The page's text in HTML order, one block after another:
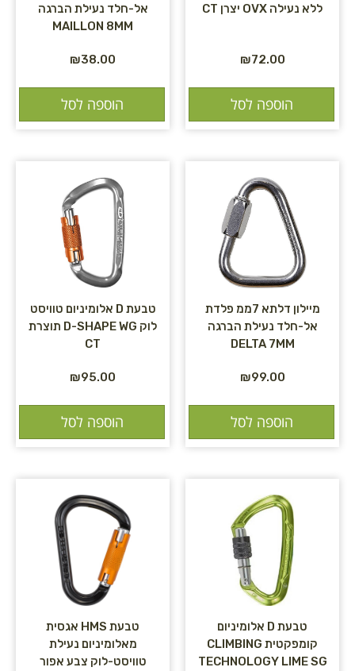
ללא נעילה OVX יצרן CT
₪72.00
הוספה לסל
אל-חלד נעילת הברגה
MAILLON 8MM
₪38.00
הוספה לסל
מיילון דלתא 7ממ פלדת
אל-חלד נעילת הברגה
DELTA 7MM
₪99.00
הוספה לסל
טבעת D אלומיניום טוויסט
לוק D-SHAPE WG תוצרת
CT
₪95.00
הוספה לסל
טבעת D אלומיניום
קומפקטית CLIMBING
TECHNOLOGY LIME SG
טבעת HMS אגסית
מאלומיניום נעילת
טוויסט-לוק צבע אפור